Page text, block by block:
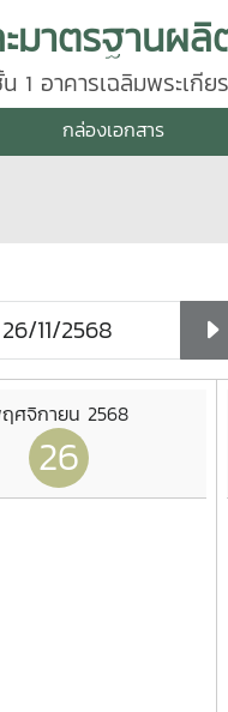
อาคารเฉลิมพระเกีย
กล่องเอกสาร
ศจิกายน 2568
26